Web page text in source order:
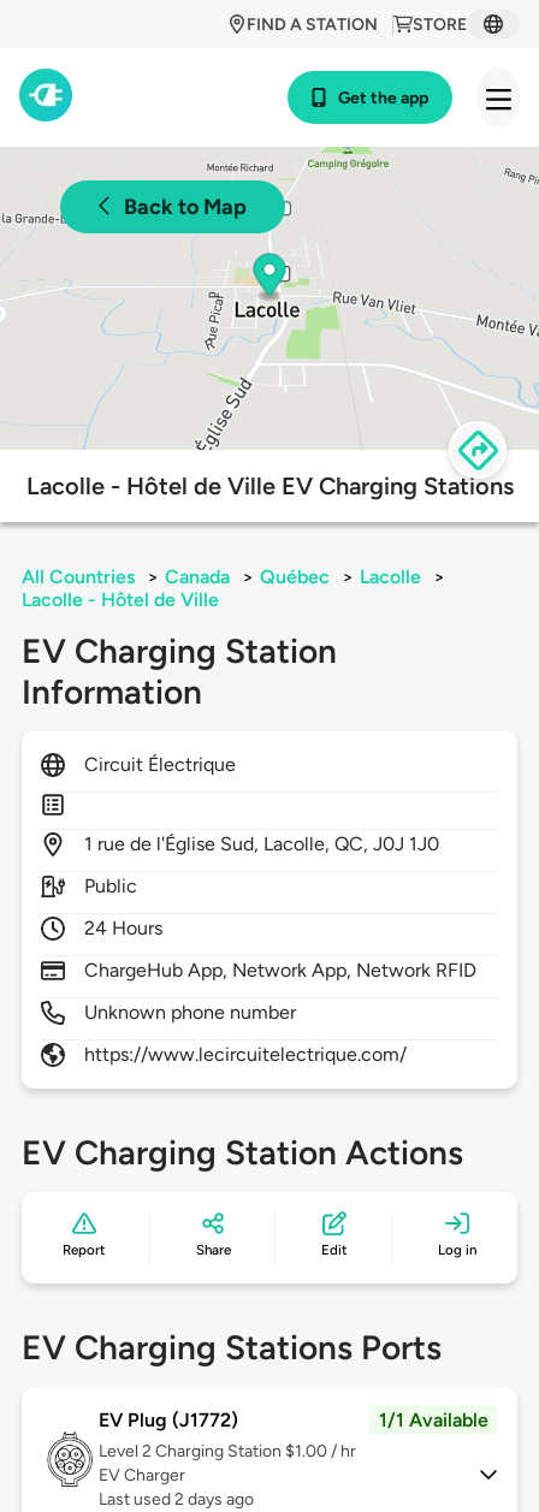
STORE
FIND A STATION
Get the app
Back to Map
Lacolle - Hôtel de Ville EV Charging Stations
All Countries > Canada > Québec > Lacolle
>
Lacolle - Hôtel de Ville
EV Charging Station
Information
Circuit Électrique
1 rue de l'Église Sud, Lacolle,QC,J0J 1J0
Public
24 Hours
ChargeHub App, Network App, Network RFID
Unknown phone number
https://www.lecircuitelectrique.com/
EV Charging Station Actions
Report Share Edit Log in
EV Charging Stations Ports
EV Plug (J1772) 1/1 Available
Level 2 Charging Station $1.00 / hr
EV Charger
Last used 2 days ago